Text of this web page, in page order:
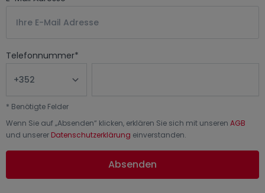
Telefonnummer*
* Benötigte Felder
Wenn Sie auf „Absenden“ klicken, erklären Sie sich mit unseren AGB
und unserer Datenschutzerklärung einverstanden.
Absenden